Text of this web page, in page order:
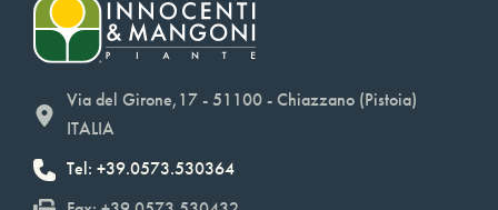
Via del Girone,17 - 51100 - Chiazzano (Pistoia)
ITALIA
Tel: +39.0573.530364